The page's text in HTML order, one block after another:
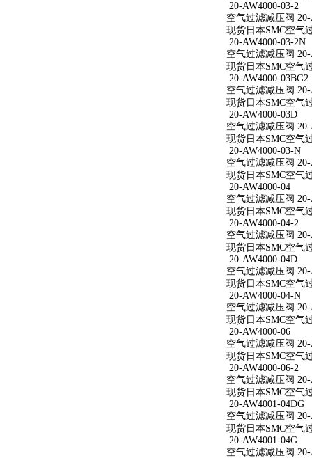
20-AW4000-03-2
空气过滤减压阀 20-
现货日本SMC空气
20-AW4000-03-2N
空气过滤减压阀
现货日本SMC空气
20-AW4000-03BG2
空气过滤减压阀 20-
现货日本SMC空气
20-AW4000-03D
空气过滤减压阀 20-
现货日本SMC空气
20-AW4000-03-N
空气过滤减压阀
现货日本SMC空气
20-AW4000-04
空气过滤减压阀 20-
现货日本SMC空气
20-AW4000-04-2
空气过滤减压阀 20-
现货日本SMC空气
20-AW4000-04D
空气过滤减压阀 20-
现货日本SMC空气
20-AW4000-04-N
空气过滤减压阀
现货日本SMC空气
20-AW4000-06
空气过滤减压阀 20-
现货日本SMC空气
20-AW4000-06-2
空气过滤减压阀 20-
现货日本SMC空气
20-AW4001-04DG
空气过滤减压阀 20-
现货日本SMC空气
20-AW4001-04G
空气过滤减压阀 20-